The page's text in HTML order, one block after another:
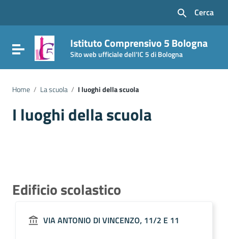
Vai al footer
Cerca
Attiva / disattiva la navigazione
Istituto Comprensivo 5 Bologna
Sito web ufficiale dell'IC 5 di Bologna
Home / La scuola / I luoghi della scuola
I luoghi della scuola
Edificio scolastico
VIA ANTONIO DI VINCENZO, 11/2 E 11